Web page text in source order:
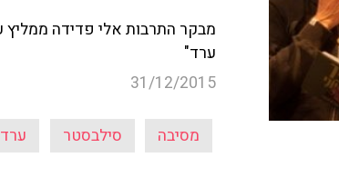
מבקר התרבות אלי פדידה ממליץ
ערד"
31/12/2015
מסיבה סילבסטר ערד